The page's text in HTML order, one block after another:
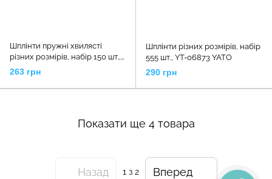
Шплінти пружні хвилясті
різних розмірів, набір 150 шт.,
YT-06883 YATO
263 грн
Шплінти різних розмірів, набір
555 шт., YT-06873 YATO
290 грн
Показати ще 4 товара
Назад 1з 2 Вперед